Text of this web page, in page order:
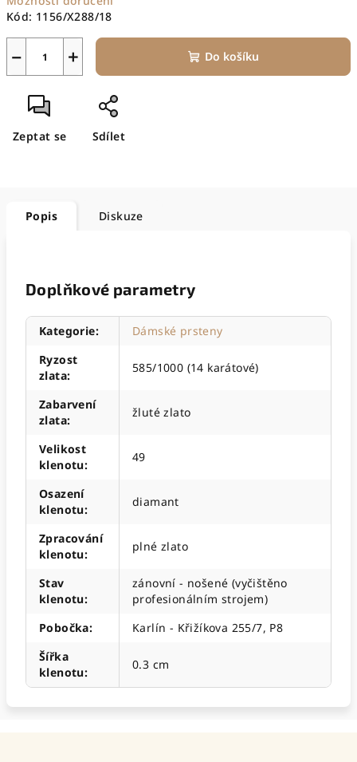
Kód: 1156/X288/18
+
− Do košíku
Zeptat se Sdílet
Popis Diskuze
Doplňkové parametry
Kategorie:
Dámské prsteny
Ryzost
zlata:
585/1000 (14 karátové)
Zabarvení
zlata:
žluté zlato
Velikost
klenotu:
49
Osazení
klenotu:
diamant
Zpracování
klenotu:
plné zlato
Stav
klenotu:
zánovní - nošené (vyčištěno
profesionálním strojem)
Pobočka:
Karlín - Křižíkova 255/7, P8
Šířka
klenotu:
0.3 cm